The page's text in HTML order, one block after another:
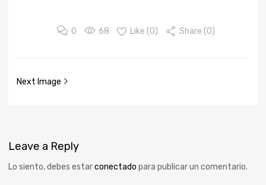
0 68 Like (0) Share (0)
Next Image
Leave a Reply
Lo siento, debes estarconectado para publicar un comentario.